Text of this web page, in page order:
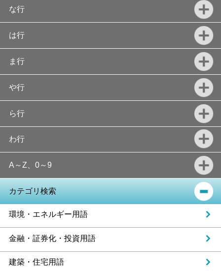
な行
は行
ま行
や行
ら行
わ行
A～Z、0～9
カテゴリ検索
環境・エネルギー用語
金融・証券化・投資用語
建築・住宅用語